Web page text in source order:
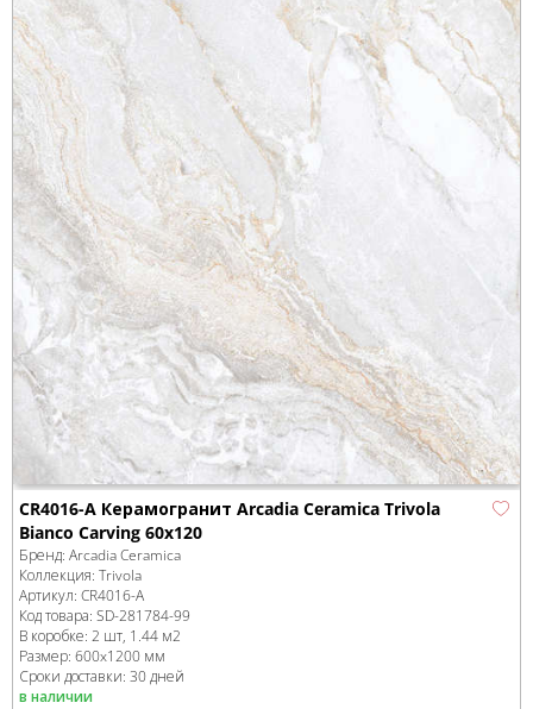
CR4016-A Керамогранит Arcadia Ceramica Trivola
Bianco Carving 60x120
Бренд: Arcadia Ceramica
Коллекция: Trivola
Артикул: CR4016-A
Код товара: SD-281784-99
В коробке: 2 шт, 1.44 м2
Размер: 600x1200 мм
Сроки доставки: 30 дней
в наличии